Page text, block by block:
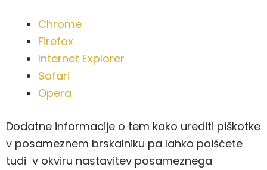
Chrome
Firefox
Internet Explorer
Safari
Opera
Dodatne informacije o tem kako urediti piškotke
v posameznem brskalniku pa lahko poiščete
tudi v okviru nastavitev posameznega